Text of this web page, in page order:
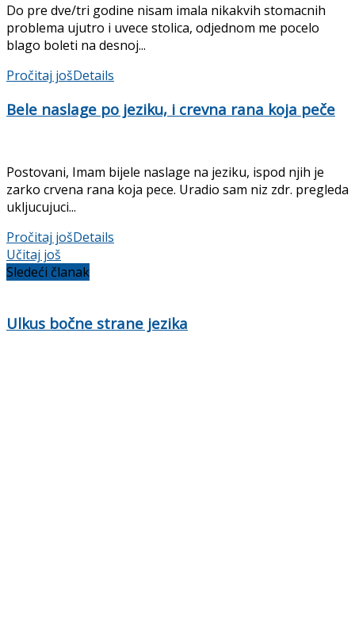
Do pre dve/tri godine nisam imala nikakvih stomacnih
problema ujutro i uvece stolica, odjednom me pocelo
blago boleti na desnoj...
Pročitaj jošDetails
Bele naslage po jeziku, i crevna rana koja peče
Postovani, Imam bijele naslage na jeziku, ispod njih je
zarko crvena rana koja pece. Uradio sam niz zdr. pregleda
ukljucujuci...
Pročitaj jošDetails
Učitaj još
Sledeći članak
Ulkus bočne strane jezika